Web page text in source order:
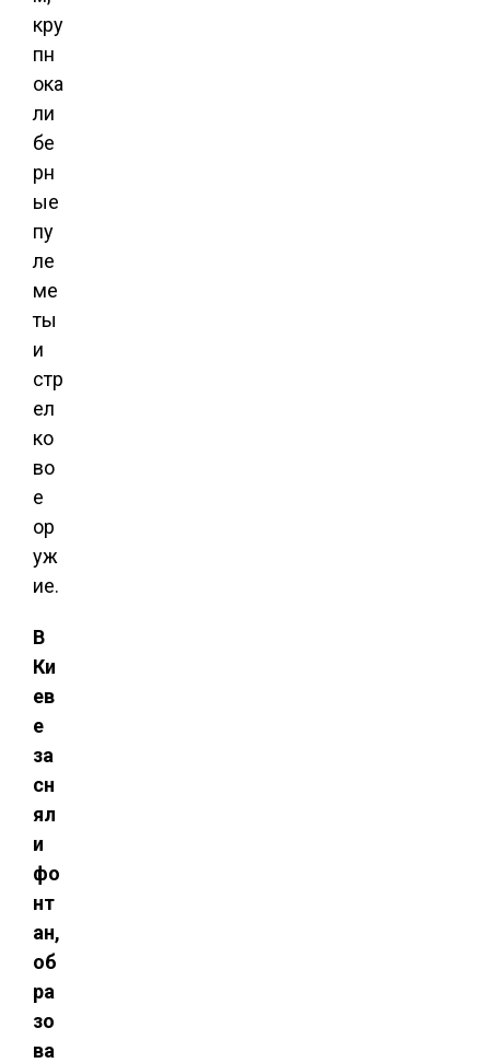
кру
пн
ока
ли
бе
рн
ые
пу
ле
ме
ты
и
стр
ел
ко
во
е
ор
уж
ие.
В
Ки
ев
е
за
сн
ял
и
фо
нт
ан,
об
ра
зо
ва